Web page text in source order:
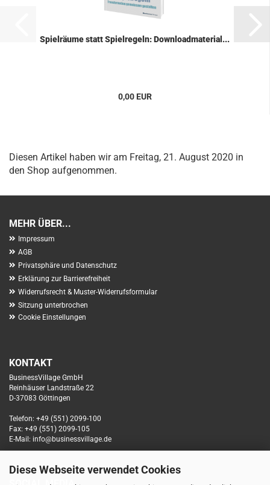
Diese Webseite verwendet Cookies
Spiel­räu­me statt Spiel­re­geln: Down­load­ma­te­ri­al...
0,00 EUR
Diesen Artikel haben wir am Freitag, 21. August 2020 in
den Shop aufgenommen.
MEHR ÜBER...
Impressum
AGB
Privatsphäre und Datenschutz
Erklärung zur Barrierefreiheit
Widerrufsrecht & Muster-Widerrufsformular
Sitzung unterbrochen
Cookie Einstellungen
KONTAKT
BusinessVillage GmbH
Reinhäuser Landstraße 22
D-37083 Göttingen
Telefon: +49 (551) 2099-100
Fax: +49 (551) 2099-105
E-Mail: info@businessvillage.de